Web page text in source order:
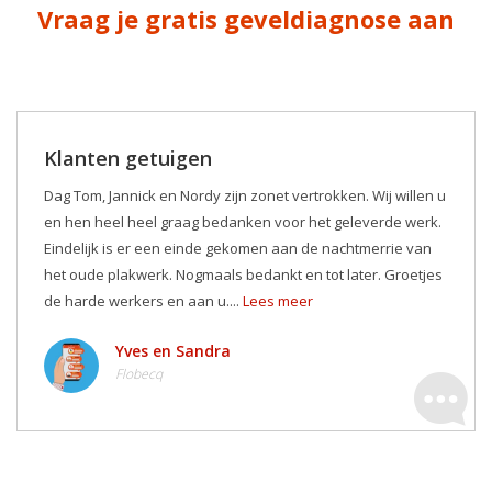
Vraag je gratis geveldiagnose aan
Klanten getuigen
Dag Tom, Jannick en Nordy zijn zonet vertrokken. Wij willen u
en hen heel heel graag bedanken voor het geleverde werk.
Eindelijk is er een einde gekomen aan de nachtmerrie van
het oude plakwerk. Nogmaals bedankt en tot later. Groetjes
de harde werkers en aan u.... Lees meer
Yves en Sandra
Flobecq